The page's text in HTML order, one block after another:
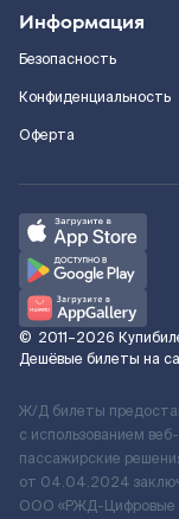
Информация
Безопасность
Конфиденциальность
Оферта
© 2011–2026
Дешёвые билеты на
Ж/Д билеты
с использованием
пассажирские
от 04.04.2024
ООО «РЖД-Цифровые